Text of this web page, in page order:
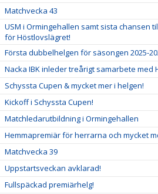
Matchvecka 43
USM i Ormingehallen samt sista chansen
för Höstlovslägret!
Första dubbelhelgen för säsongen 2025-
Nacka IBK inleder treårigt samarbete med
Schyssta Cupen & mycket mer i helgen!
Kickoff i Schyssta Cupen!
Matchledarutbildning i Ormingehallen
Hemmapremiär för herrarna och mycket
Matchvecka 39
Uppstartsveckan avklarad!
Fullspäckad premiärhelg!